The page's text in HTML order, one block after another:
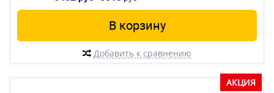
В корзину
Добавить к сравнению
АКЦИЯ